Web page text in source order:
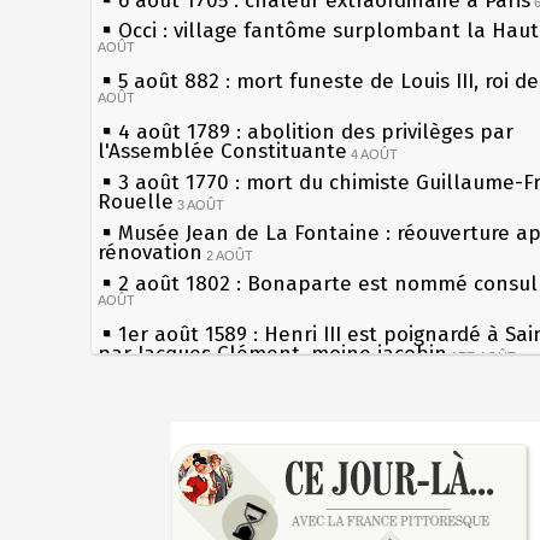
Occi : village fantôme surplombant la
AOÛT
5 août 882 : mort funeste de Louis III, roi
AOÛT
4 août 1789 : abolition des privilèges par
l'Assemblée Constituante 4 AOÛT
3 août 1770 : mort du chimiste Guillaume-
Rouelle 3 AOÛT
Musée Jean de La Fontaine : réouverture
rénovation 2 AOÛT
2 août 1802 : Bonaparte est nommé
AOÛT
1er août 1589 : Henri III est poignardé à
par Jacques Clément, moine jacobin 1ER AOÛT
Chocolat Poulain 30 JUILLET
29 juillet 1881 : loi sur la liberté de la
28 juillet 1794 : supplice de Robespierre
les siècles
27 mai 1610 : supplice de François
du roi Henri IV
Pierre qui roule n'amasse pas mousse